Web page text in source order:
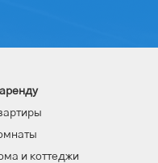
и коттеджи